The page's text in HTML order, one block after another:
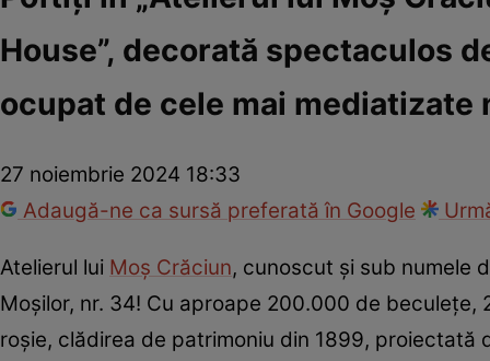
House”, decorată spectaculos
ocupat de cele mai mediatizate
27 noiembrie 2024 18:33
Adaugă-ne ca sursă preferată în Google
Atelierul lui Moș Crăciun, cunoscut și sub numele
Moșilor, nr. 34! Cu aproape 200.000 de
roșie, clădirea de patrimoniu din 1899,